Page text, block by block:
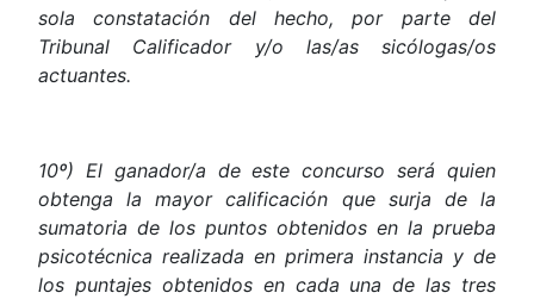
sola constatación del hecho, por parte del
Tribunal Calificador y/o las/as sicólogas/os
actuantes.
10º) El ganador/a de este concurso será quien
obtenga la mayor calificación que surja de la
sumatoria de los puntos obtenidos en la prueba
psicotécnica realizada en primera instancia y de
los puntajes obtenidos en cada una de las tres